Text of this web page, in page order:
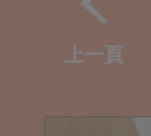
上一頁